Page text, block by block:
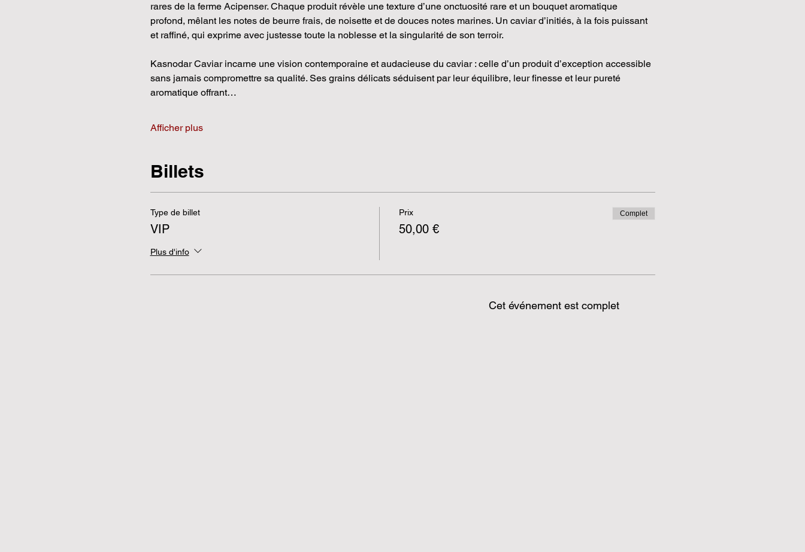
rares de la ferme Acipenser. Chaque produit révèle une texture d’une onctuosité rare et un bouquet aromatique
profond, mêlant les notes de beurre frais, de noisette et de douces notes marines. Un caviar d’initiés, à la fois puissant
et raffiné, qui exprime avec justesse toute la noblesse et la singularité de son terroir.
Kasnodar Caviar incarne une vision contemporaine et audacieuse du caviar : celle d’un produit d’exception accessible
sans jamais compromettre sa qualité. Ses grains délicats séduisent par leur équilibre, leur finesse et leur pureté
aromatique offrant…
Afficher plus
Billets
Type de billet
VIP
Plus d'info
Prix
50,00 €
Complet
Cet événement est complet